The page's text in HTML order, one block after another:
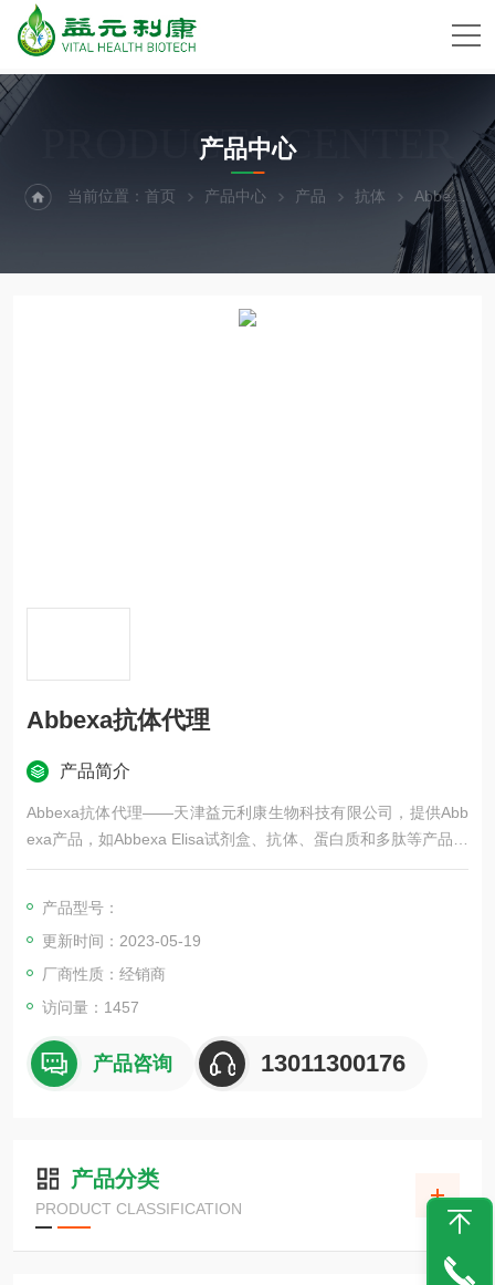
PRODUCTS CENTER
产品中心
当前位置：首页 产品中心 产品 抗体 Abbexa抗体代理
Abbexa抗体代理
产品简介
Abbexa抗体代理——天津益元利康生物科技有限公司，提供Abb
exa产品，如Abbexa Elisa试剂盒、抗体、蛋白质和多肽等产品，
更多Abbexa品牌产品，欢迎咨询！
产品型号：
更新时间：2023-05-19
厂商性质：经销商
访问量：1457
产品咨询 13011300176
产品分类
PRODUCT CLASSIFICATION